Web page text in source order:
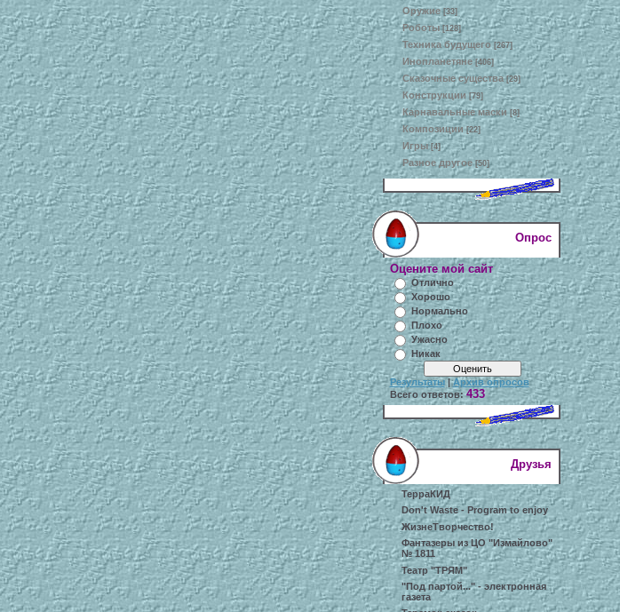
Оружие [33]
Роботы [128]
Техника будущего [267]
Инопланетяне [406]
Сказочные существа [29]
Конструкции [79]
Карнавальные маски [8]
Композиции [22]
Игры [4]
Разное другое [50]
Опрос
Оцените мой сайт
Отлично
Хорошо
Нормально
Плохо
Ужасно
Никак
Результаты|Архив опросов
Всего ответов:433
Друзья
ТерраКИД
Don't Waste - Program to enjoy
ЖизнеТворчество!
Фантазеры из ЦО "Измайлово"
№ 1811
Театр "ТРЯМ"
"Под партой..." - электронная
газета